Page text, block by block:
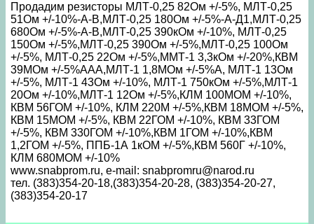
Продадим резисторы МЛТ-0,25 82Ом +/-5%, МЛТ-0,25
51Ом +/-10%-А-В,МЛТ-0,25 180Ом +/-5%-А-Д1,МЛТ-0,25
680Ом +/-5%-А-В,МЛТ-0,25 390кОм +/-10%, МЛТ-0,25
150Ом +/-5%,МЛТ-0,25 390Ом +/-5%,МЛТ-0,25 100Ом
+/-5%, МЛТ-0,25 22Ом +/-5%,ММТ-1 3,3кОм +/-20%,КВМ
39МОм +/-5%ААА,МЛТ-1 1,8МОм +/-5%А, МЛТ-1 13Ом
+/-5%, МЛТ-1 43Ом +/-10%, МЛТ-1 750кОм +/-5%,МЛТ-1
20Ом +/-10%,МЛТ-1 12Ом +/-5%,КЛМ 100МОМ +/-10%,
КВМ 56ГОМ +/-10%, КЛМ 220М +/-5%,КВМ 18МОМ +/-5%,
КВМ 15МОМ +/-5%, КВМ 22ГОМ +/-10%, КВМ 33ГОМ
+/-5%, КВМ 330ГОМ +/-10%,КВМ 1ГОМ +/-10%,КВМ
1,2ГОМ +/-5%, ППБ-1А 1кОМ +/-5%,КВМ 560Г +/-10%,
КЛМ 680МОМ +/-10%
www.snabprom.ru, e-mail: snabpromru@narod.ru
тел. (383)354-20-18,(383)354-20-28, (383)354-20-27,
(383)354-20-17